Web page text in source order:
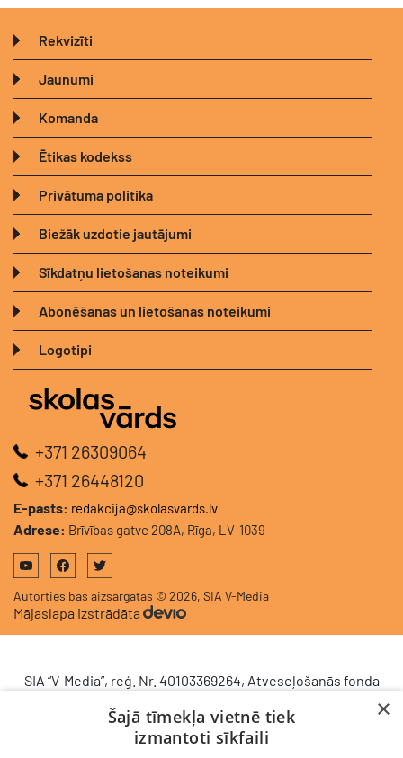
Rekvizīti
Jaunumi
Komanda
Ētikas kodekss
Privātuma politika
Biežāk uzdotie jautājumi
Sīkdatņu lietošanas noteikumi
Abonēšanas un lietošanas noteikumi
Logotipi
+371 26309064
+371 26448120
E-pasts: redakcija@skolasvards.lv
Adrese: Brīvības gatve 208A, Rīga, LV-1039
Autortiesības aizsargātas © 2026, SIA V-Media
Mājaslapa izstrādāta
SIA “V-Media”, reģ. Nr. 40103369264, Atveseļošanās fonda
komercdarbības procesu uzlabošanā - ieviesta klientu
attiecību pārvaldības sistēma (CRM). 2024. gada 16.
×
Šajā tīmekļa vietnē tiek
izmantoti sīkfaili